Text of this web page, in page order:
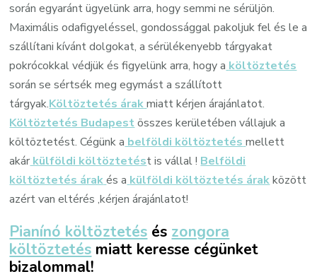
során egyaránt ügyelünk arra, hogy semmi ne sérüljön.
Maximális odafigyeléssel, gondossággal pakoljuk fel és le a
szállítani kívánt dolgokat, a sérülékenyebb tárgyakat
pokrócokkal védjük és figyelünk arra, hogy aköltöztetés
során se sértsék meg egymást a szállított
tárgyak.Költöztetés árakmiatt kérjen árajánlatot.
Költöztetés Budapestösszes kerületében vállajuk a
költöztetést. Cégünk abelföldi költöztetésmellett
akárkülföldi költöztetést is vállal !Belföldi
költöztetés árakés akülföldi költöztetés árakközött
azért van eltérés ,kérjen árajánlatot!
Pianínó költöztetés és zongora
költöztetés miatt keresse cégünket
bizalommal!